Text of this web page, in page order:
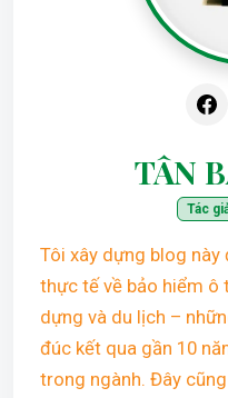
TÂN
Tác
Tôi xây dựng blog
thực tế về bảo hiểm ô
dựng và du lịch –
đúc kết qua gần 10
trong ngành. Đây